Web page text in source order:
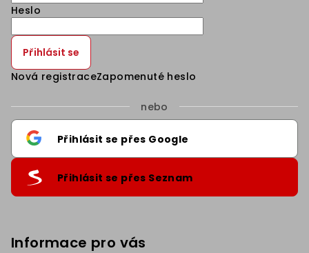
Heslo
Přihlásit se
Nová registraceZapomenuté heslo
nebo
Přihlásit se přes Google
Přihlásit se přes Seznam
Informace pro vásSleva 5% na první nákup